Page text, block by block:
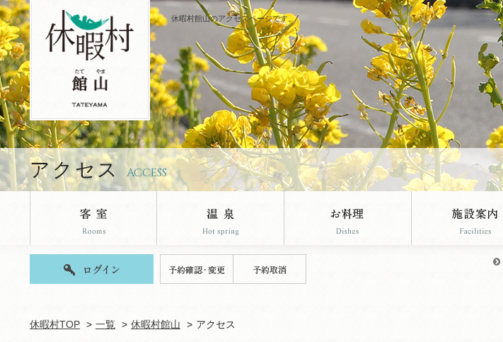
休暇村館山のアクセスページです。
アクセス ACCESS
休暇村TOP 一覧 休暇村館山 アクセス